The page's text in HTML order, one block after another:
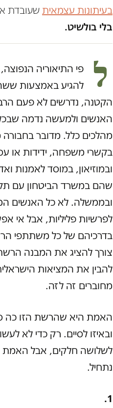
בעיתונות עצמאיתשעובדת
בלי בולשיט.
ל
פי התיאוריה
להגיע באמצעות
הקטנה, נדרשים לא פעם
האנשים ולמעשה נדמה
מהלכים כלל. מדובר
בקשרי משפחה, ידידות או
ובמוזיאון, במוסד לאמנות
ובממשלה. לא כל האנשים
לפרשיות פליליות, אבל אי
בדרכיהם של כל משתתפי
צורך להציג את המבנה
להבין את המציאות
מחוברים זה לזה.
האמת היא שהרשת הזו כה
ובאיזו לסיים. רק כדי לא
לשלושה חלקים, אבל האמת
נתחיל.
1.